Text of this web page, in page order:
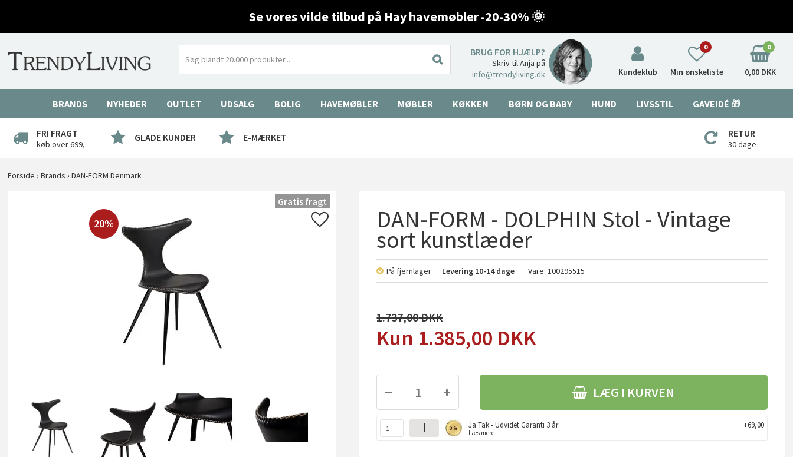
Se vores vilde tilbud på Hay havemøbler -20-30% 🌞
BRUG FOR HJÆLP?
Skriv til Anja på
info@trendyliving.dk
Kundeklub Min ønskeliste
0 0
0,00 DKK
BRANDS NYHEDER OUTLET UDSALG BOLIG HAVEMØBLER MØBLER KØKKEN BØRN OG BABY HUND LIVSSTIL GAVEIDÉ 🎁
FRI FRAGT
køb over 699,-
GLADE KUNDER E-MÆRKET RETUR
30 dage
Forside ›Brands ›DAN-FORM Denmark
20%
Gratis fragt
DAN-FORM - DOLPHIN Stol - Vintage
sort kunstlæder
På fjernlager Levering 10-14 dage Vare:100295515
1.737,00
1.385,00 DKK
LÆG I KURVEN
Ja Tak - Udvidet Garanti 3 år
Læs mere
+69,00